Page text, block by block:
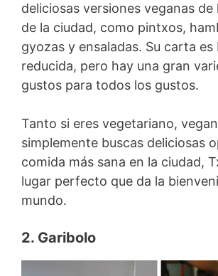
deliciosas versiones veganas de
de la ciudad, como pintxos,
gyozas y ensaladas. Su carta
reducida, pero hay una gran
gustos para todos los gustos.
Tanto si eres vegetariano,
simplemente buscas deliciosas
comida más sana en la ciudad,
lugar perfecto que da la
mundo.
2. Garibolo